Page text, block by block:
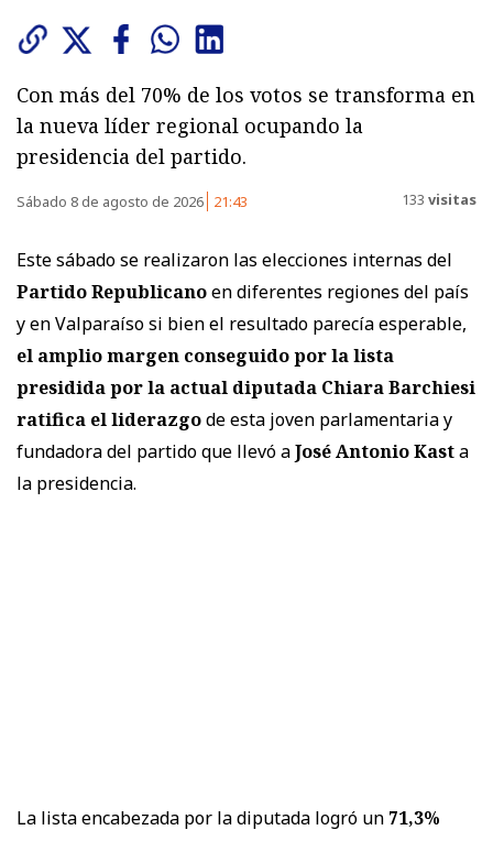
Con más del 70% de los votos se transforma en
la nueva líder regional ocupando la
presidencia del partido.
Sábado 8 de agosto de 2026 21:43 133 visitas
Este sábado se realizaron las elecciones internas del
Partido Republicanoen diferentes regiones del país
y en Valparaíso si bien el resultado parecía esperable,
el amplio margen conseguido por la lista
presidida por la actual diputada Chiara Barchiesi
ratifica el liderazgode esta joven parlamentaria y
fundadora del partido que llevó aJosé Antonio Kasta
la presidencia.
La lista encabezada por la diputada logró un 71,3%